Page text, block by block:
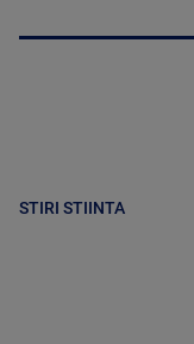
STIRI STIINTA